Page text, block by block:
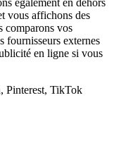
vous affichons des
comparons vos
fournisseurs externes
en ligne si vous
Pinterest, TikTok